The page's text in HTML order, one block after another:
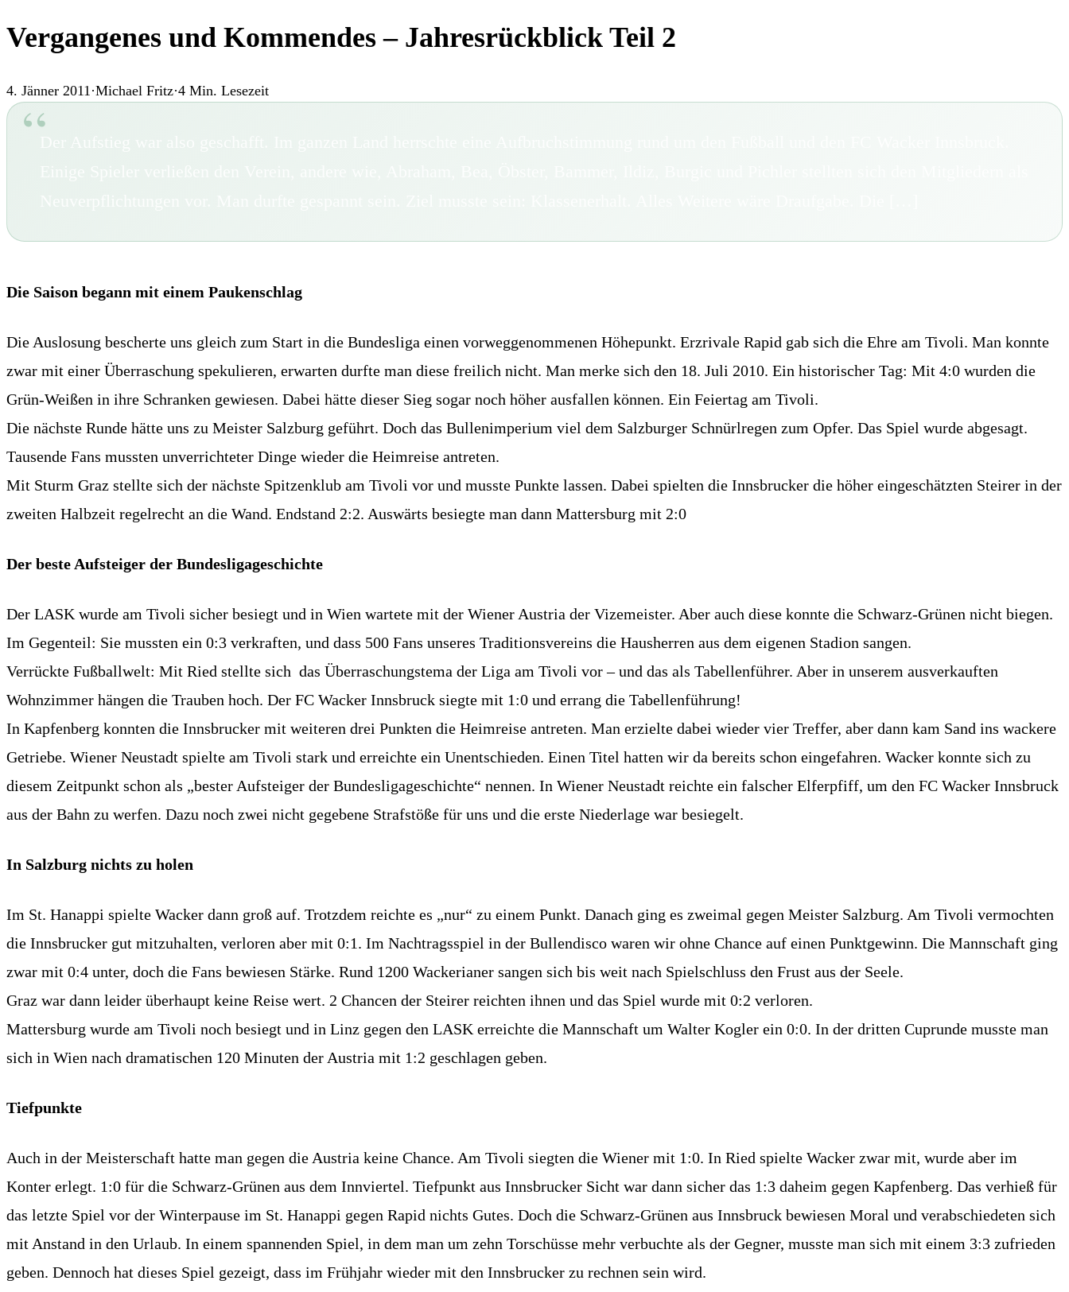
Vergangenes und Kommendes – Jahresrückblick Teil 2
4. Jänner 2011·Michael Fritz·4 Min. Lesezeit
Die Saison begann mit einem Paukenschlag
Die Auslosung bescherte uns gleich zum Start in die Bundesliga einen vorweggenommenen Höhepunkt. Erzrivale Rapid gab sich die Ehre am Tivoli. Man konnte
zwar mit einer Überraschung spekulieren, erwarten durfte man diese freilich nicht. Man merke sich den 18. Juli 2010. Ein historischer Tag: Mit 4:0 wurden die
Grün-Weißen in ihre Schranken gewiesen. Dabei hätte dieser Sieg sogar noch höher ausfallen können. Ein Feiertag am Tivoli.
Die nächste Runde hätte uns zu Meister Salzburg geführt. Doch das Bullenimperium viel dem Salzburger Schnürlregen zum Opfer. Das Spiel wurde abgesagt.
Tausende Fans mussten unverrichteter Dinge wieder die Heimreise antreten.
Mit Sturm Graz stellte sich der nächste Spitzenklub am Tivoli vor und musste Punkte lassen. Dabei spielten die Innsbrucker die höher eingeschätzten Steirer in der
zweiten Halbzeit regelrecht an die Wand. Endstand 2:2. Auswärts besiegte man dann Mattersburg mit 2:0
Der beste Aufsteiger der Bundesligageschichte
Der LASK wurde am Tivoli sicher besiegt und in Wien wartete mit der Wiener Austria der Vizemeister. Aber auch diese konnte die Schwarz-Grünen nicht biegen.
Im Gegenteil: Sie mussten ein 0:3 verkraften, und dass 500 Fans unseres Traditionsvereins die Hausherren aus dem eigenen Stadion sangen.
Verrückte Fußballwelt: Mit Ried stellte sich das Überraschungstema der Liga am Tivoli vor – und das als Tabellenführer. Aber in unserem ausverkauften
Wohnzimmer hängen die Trauben hoch. Der FC Wacker Innsbruck siegte mit 1:0 und errang die Tabellenführung!
In Kapfenberg konnten die Innsbrucker mit weiteren drei Punkten die Heimreise antreten. Man erzielte dabei wieder vier Treffer, aber dann kam Sand ins wackere
Getriebe. Wiener Neustadt spielte am Tivoli stark und erreichte ein Unentschieden. Einen Titel hatten wir da bereits schon eingefahren. Wacker konnte sich zu
diesem Zeitpunkt schon als „bester Aufsteiger der Bundesligageschichte“ nennen. In Wiener Neustadt reichte ein falscher Elferpfiff, um den FC Wacker Innsbruck
aus der Bahn zu werfen. Dazu noch zwei nicht gegebene Strafstöße für uns und die erste Niederlage war besiegelt.
In Salzburg nichts zu holen
Im St. Hanappi spielte Wacker dann groß auf. Trotzdem reichte es „nur“ zu einem Punkt. Danach ging es zweimal gegen Meister Salzburg. Am Tivoli vermochten
die Innsbrucker gut mitzuhalten, verloren aber mit 0:1. Im Nachtragsspiel in der Bullendisco waren wir ohne Chance auf einen Punktgewinn. Die Mannschaft ging
zwar mit 0:4 unter, doch die Fans bewiesen Stärke. Rund 1200 Wackerianer sangen sich bis weit nach Spielschluss den Frust aus der Seele.
Graz war dann leider überhaupt keine Reise wert. 2 Chancen der Steirer reichten ihnen und das Spiel wurde mit 0:2 verloren.
Mattersburg wurde am Tivoli noch besiegt und in Linz gegen den LASK erreichte die Mannschaft um Walter Kogler ein 0:0. In der dritten Cuprunde musste man
sich in Wien nach dramatischen 120 Minuten der Austria mit 1:2 geschlagen geben.
Tiefpunkte
Auch in der Meisterschaft hatte man gegen die Austria keine Chance. Am Tivoli siegten die Wiener mit 1:0. In Ried spielte Wacker zwar mit, wurde aber im
Konter erlegt. 1:0 für die Schwarz-Grünen aus dem Innviertel. Tiefpunkt aus Innsbrucker Sicht war dann sicher das 1:3 daheim gegen Kapfenberg. Das verhieß für
das letzte Spiel vor der Winterpause im St. Hanappi gegen Rapid nichts Gutes. Doch die Schwarz-Grünen aus Innsbruck bewiesen Moral und verabschiedeten sich
mit Anstand in den Urlaub. In einem spannenden Spiel, in dem man um zehn Torschüsse mehr verbuchte als der Gegner, musste man sich mit einem 3:3 zufrieden
geben. Dennoch hat dieses Spiel gezeigt, dass im Frühjahr wieder mit den Innsbrucker zu rechnen sein wird.